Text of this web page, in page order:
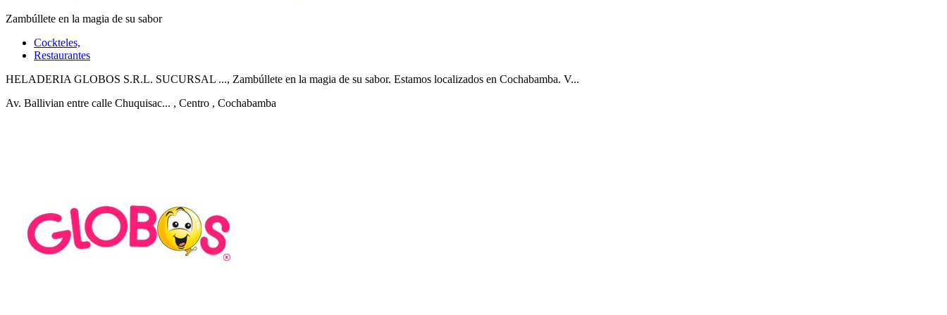
Zambúllete en la magia de su sabor
Cockteles,
Restaurantes
HELADERIA GLOBOS S.R.L. SUCURSAL ..., Zambúllete en la magia de su sabor. Estamos localizados en Cochabamba. V...
Av. Ballivian entre calle Chuquisac... , Centro , Cochabamba